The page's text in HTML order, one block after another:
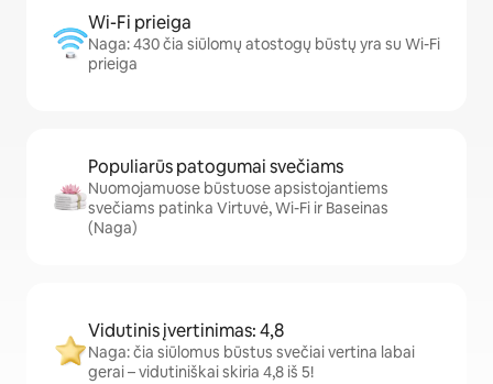
Wi-Fi prieiga
Naga: 430 čia siūlomų atostogų būstų yra su Wi-Fi
prieiga
Populiarūs patogumai svečiams
Nuomojamuose būstuose apsistojantiems
svečiams patinka Virtuvė, Wi-Fi ir Baseinas
(Naga)
Vidutinis įvertinimas: 4,8
Naga: čia siūlomus būstus svečiai vertina labai
gerai – vidutiniškai skiria 4,8 iš 5!